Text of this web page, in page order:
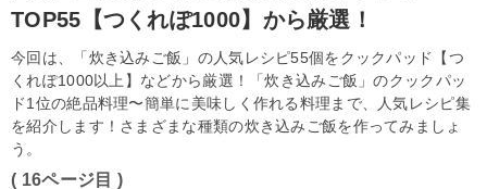
TOP55【つくれぽ1000】から厳選！
今回は、「炊き込みご飯」の人気レシピ55個をクックパッド【つ
くれぽ1000以上】などから厳選！「炊き込みご飯」のクックパッ
ド1位の絶品料理〜簡単に美味しく作れる料理まで、人気レシピ集
を紹介します！さまざまな種類の炊き込みご飯を作ってみましょ
う。
( 16ページ目 )